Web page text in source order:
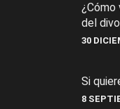
¿Cómo
del
30
Si
8